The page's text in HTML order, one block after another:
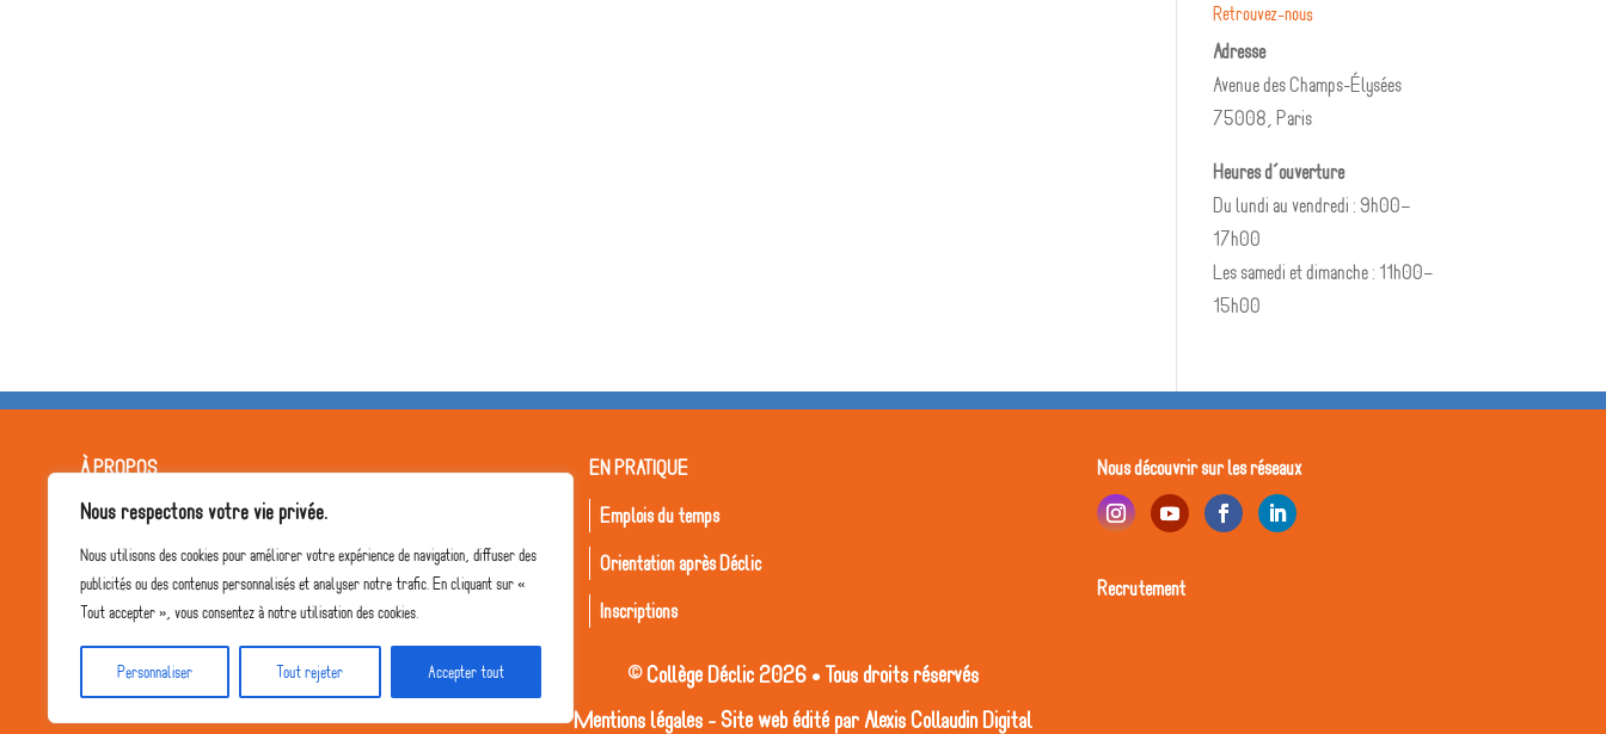
Nous respectons votre vie privée.
Nous utilisons des cookies pour améliorer votre expérience de navigation, diffuser des
publicités ou des contenus personnalisés et analyser notre trafic. En cliquant sur «
Tout accepter », vous consentez à notre utilisation des cookies.
Personnaliser Tout rejeter Accepter tout
Retrouvez-nous
Adresse
Avenue des Champs-Élysées
75008, Paris
Heures d’ouverture
Du lundi au vendredi : 9h00–
17h00
Les samedi et dimanche : 11h00–
15h00
À PROPOS
L'équipe pédagogique
Notre projet
Le Collège
EN PRATIQUE
Emplois du temps
Orientation après Déclic
Inscriptions
Nous découvrir sur les réseaux
Recrutement
© Collège Déclic 2026 • Tous droits réservés
Mentions légales - Site web édité parAlexis Collaudin Digital